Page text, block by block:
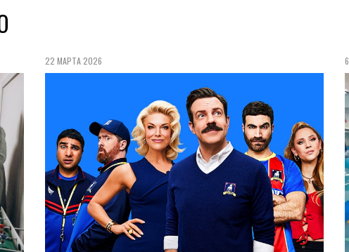
22 МАРТА 2026